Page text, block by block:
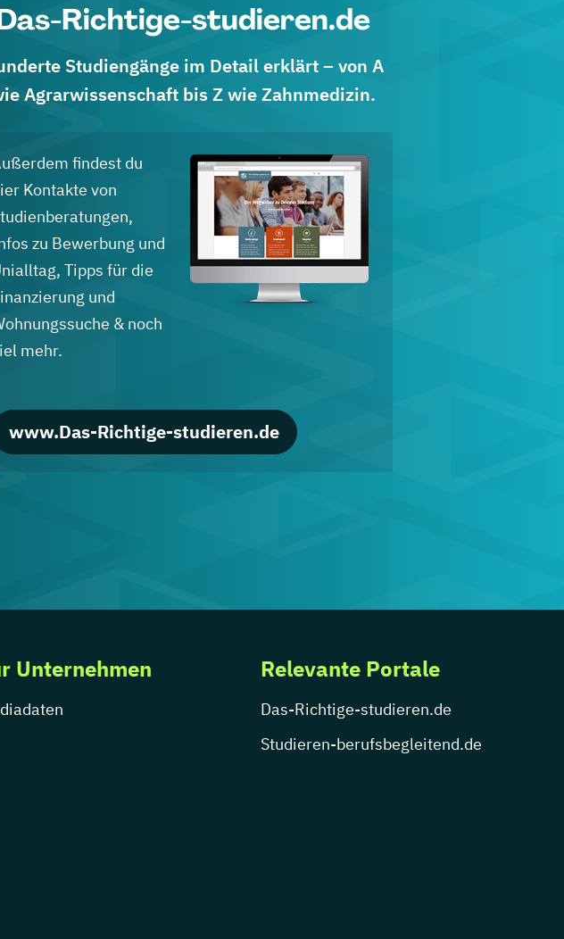
Richtige-studieren.de
Studiengänge im Detail erklärt – von A
Agrarwissenschaft bis Z wie Zahnmedizin.
findest du
Kontakte von
zu Bewerbung und
Tipps für die
und
& noch
mehr.
www.Das-Richtige-studieren.de
Unternehmen Relevante Portale
Das-Richtige-studieren.de
Studieren-berufsbegleitend.de